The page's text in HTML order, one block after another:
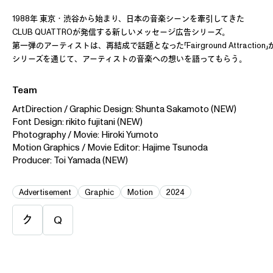
1988年 東京・渋谷から始まり、日本の音楽シーンを牽引してきた
CLUB QUATTROが発信する新しいメッセージ広告シリーズ。
第一弾のアーティストは、再結成で話題となった「Fairground Attraction」
シリーズを通じて、アーティストの音楽への想いを語ってもらう。
Team
ArtDirection / Graphic Design: Shunta Sakamoto (NEW)
Font Design: rikito fujitani (NEW)
Photography / Movie: Hiroki Yumoto
Motion Graphics / Movie Editor: Hajime Tsunoda
Producer: Toi Yamada (NEW)
Advertisement Graphic Motion 2024
ク Q